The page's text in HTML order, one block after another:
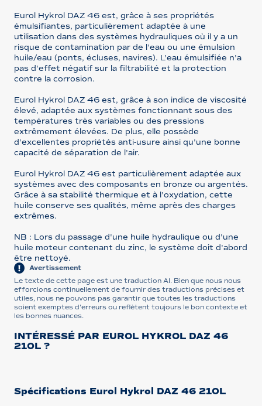
Eurol Hykrol DAZ 46 est, grâce à ses propriétés
émulsifiantes, particulièrement adaptée à une
utilisation dans des systèmes hydrauliques où il y a un
risque de contamination par de l'eau ou une émulsion
huile/eau (ponts, écluses, navires). L'eau émulsifiée n'a
pas d'effet négatif sur la filtrabilité et la protection
contre la corrosion.
Eurol Hykrol DAZ 46 est, grâce à son indice de viscosité
élevé, adaptée aux systèmes fonctionnant sous des
températures très variables ou des pressions
extrêmement élevées. De plus, elle possède
d'excellentes propriétés anti-usure ainsi qu'une bonne
capacité de séparation de l'air.
Eurol Hykrol DAZ 46 est particulièrement adaptée aux
systèmes avec des composants en bronze ou argentés.
Grâce à sa stabilité thermique et à l'oxydation, cette
huile conserve ses qualités, même après des charges
extrêmes.
NB : Lors du passage d'une huile hydraulique ou d'une
huile moteur contenant du zinc, le système doit d'abord
être nettoyé.
Avertissement
Le texte de cette page est une traduction AI. Bien que nous nous
efforcions continuellement de fournir des traductions précises et
utiles, nous ne pouvons pas garantir que toutes les traductions
soient exemptes d'erreurs ou reflètent toujours le bon contexte et
les bonnes nuances.
INTÉRESSÉ PAR EUROL HYKROL DAZ 46
210L ?
Spécifications Eurol Hykrol DAZ 46 210L